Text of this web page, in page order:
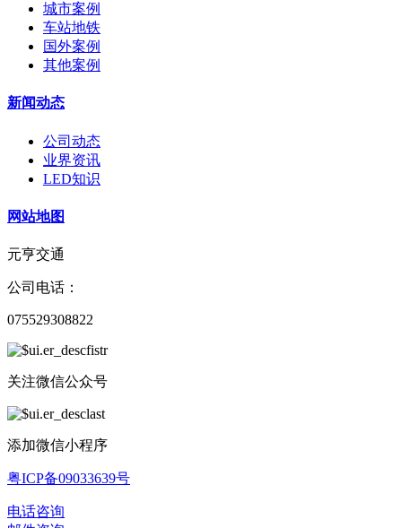
城市案例
车站地铁
国外案例
其他案例
新闻动态
公司动态
业界资讯
LED知识
网站地图
元亨交通
公司电话：
075529308822
关注微信公众号
添加微信小程序
粤ICP备09033639号
电话咨询